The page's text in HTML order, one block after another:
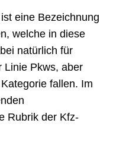
ist eine Bezeichnung
welche in diese
natürlich für
Linie Pkws, aber
fallen. Im
Rubrik der Kfz-